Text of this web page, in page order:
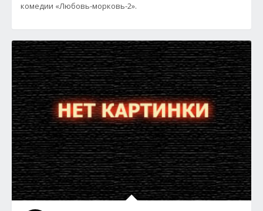
комедии «Любовь-морковь-2».